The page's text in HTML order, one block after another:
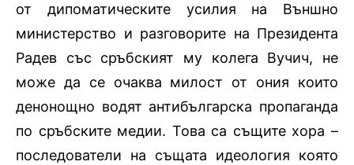
от дипоматическите усилия на Външно
министерство и разговорите на Президента
Радев със сръбският му колега Вучич, не
може да се очаква милост от ония които
денонощно водят антибългарска пропаганда
по сръбските медии. Това са същите хора –
последователи на същата идеология която